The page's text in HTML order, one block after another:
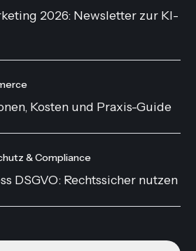
2026: Newsletter zur KI-
Kosten und Praxis-Guide
& Compliance
DSGVO: Rechtssicher nutzen